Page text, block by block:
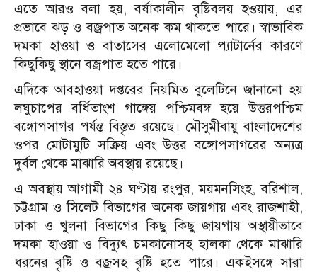
এতে আরও বলা হয়, বর্ষাকালীন বৃষ্টিবলয় হওয়ায়, এর
প্রভাবে ঝড় ও বজ্রপাত অনেক কম থাকতে পারে। স্বাভাবিক
দমকা হাওয়া ও বাতাসের এলোমেলো প্যাটার্নের কারণে
কিছুকিছু স্থানে বজ্রপাত হতে পারে।
এদিকে আবহাওয়া দপ্তরের নিয়মিত বুলেটিনে জানানো হয়
লঘুচাপের বর্ধিতাংশ গাঙ্গেয় পশ্চিমবঙ্গ হয়ে উত্তরপশ্চিম
বঙ্গোপসাগর পর্যন্ত বিস্তৃত রয়েছে। মৌসুমীবায়ু বাংলাদেশের
ওপর মোটামুটি সক্রিয় এবং উত্তর বঙ্গোপসাগরের অন্যত্র
দুর্বল থেকে মাঝারি অবস্থায় রয়েছে।
এ অবস্থায় আগামী ২৪ ঘণ্টায় রংপুর, ময়মনসিংহ, বরিশাল,
চট্টগ্রাম ও সিলেট বিভাগের অনেক জায়গায় এবং রাজশাহী,
ঢাকা ও খুলনা বিভাগের কিছু কিছু জায়গায় অস্থায়ীভাবে
দমকা হাওয়া ও বিদ্যুৎ চমকানোসহ হালকা থেকে মাঝারি
ধরনের বৃষ্টি ও বজ্রসহ বৃষ্টি হতে পারে। একইসঙ্গে সারা